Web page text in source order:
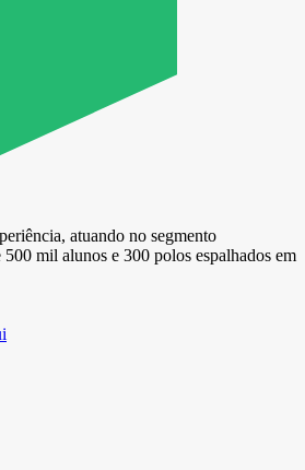
atuando no segmento
mil alunos e 300 polos espalhados em